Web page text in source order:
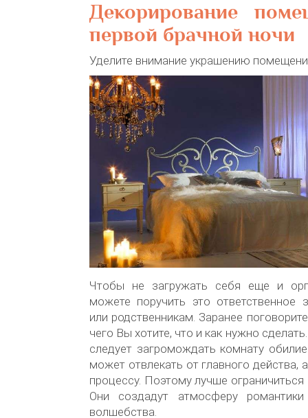
Декорирование
первой брачной ночи
Уделите внимание украшению
Чтобы не загружать себя еще и
можете поручить это ответственное
или родственникам. Заранее
чего Вы хотите, что и как нужно
следует загромождать комнату
может отвлекать от главного действа,
процессу. Поэтому лучше
Они создадут атмосферу
волшебства.